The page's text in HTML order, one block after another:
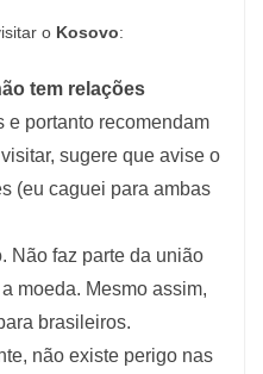
o Kosovo:
tem relações
e portanto recomendam
sugere que avise o
(eu caguei para ambas
Não faz parte da união
moeda. Mesmo assim,
brasileiros.
não existe perigo nas